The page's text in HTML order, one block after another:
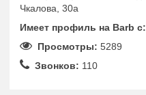
Чкалова, 30а
Имеет профиль на Barb c:
Просмотры: 5289
Звонков: 110